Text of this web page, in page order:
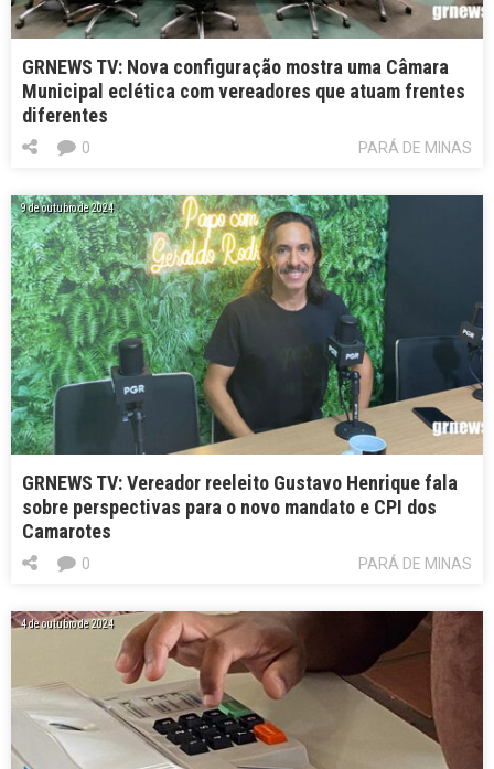
GRNEWS TV: Nova configuração mostra uma Câmara
Municipal eclética com vereadores que atuam frentes
diferentes
PARÁ DE MINAS
0
9 de outubro de 2024
GRNEWS TV: Vereador reeleito Gustavo Henrique fala
sobre perspectivas para o novo mandato e CPI dos
Camarotes
PARÁ DE MINAS
0
4 de outubro de 2024